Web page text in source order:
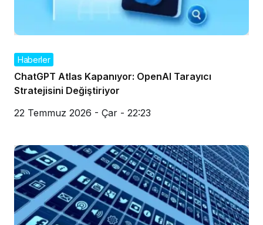
Haberler
ChatGPT Atlas Kapanıyor: OpenAI Tarayıcı
Stratejisini Değiştiriyor
22 Temmuz 2026 - Çar - 22:23